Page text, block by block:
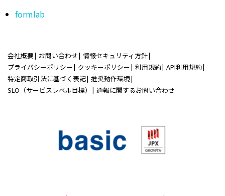
formlab
会社概要 お問い合わせ 情報セキュリティ方針
プライバシーポリシー
クッキーポリシー 利用規約 API利用規約
特定商取引法に基づく表記 推奨動作環境
SLO（サービスレベル目標）
通報に関するお問い合わせ